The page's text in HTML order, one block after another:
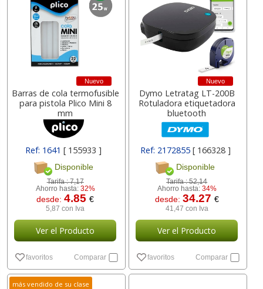
Nuevo
Barras de cola termofusible
para pistola Plico Mini 8
mm
Ref: 1641[ 155933 ]
Disponible
Tarifa :7,17
Ahorro hasta: 32%
desde:4.85€
5,87 con Iva
Ver el Producto
favoritos Comparar
Nuevo
Dymo Letratag LT-200B
Rotuladora etiquetadora
bluetooth
Ref: 2172855 [ 166328 ]
Disponible
Tarifa :52,14
Ahorro hasta: 34%
desde: 34.27 €
41,47 con Iva
Ver el Producto
favoritos Comparar
más vendido de su clase